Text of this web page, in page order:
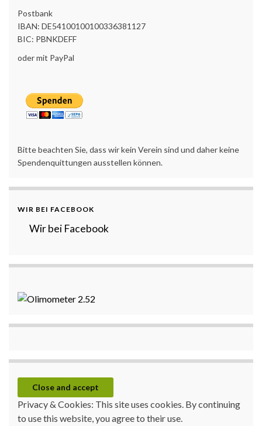
Postbank
IBAN: DE54100100100336381127
BIC: PBNKDEFF
oder mit PayPal
Bitte beachten Sie, dass wir kein Verein sind und daher keine
Spendenquittungen ausstellen können.
WIR BEI FACEBOOK
Wir bei Facebook
Privacy & Cookies: This site uses cookies. By continuing
to use this website, you agree to their use.